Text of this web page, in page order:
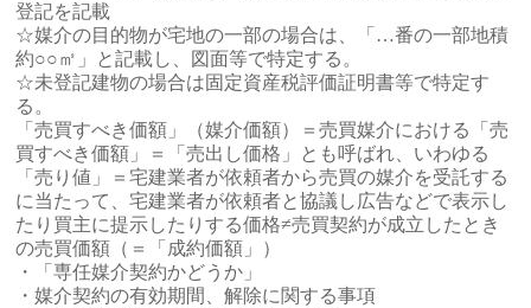
登記を記載
☆媒介の目的物が宅地の一部の場合は、「…番の一部地積
約○○㎡」と記載し、図面等で特定する。
☆未登記建物の場合は固定資産税評価証明書等で特定す
る。
「売買すべき価額」（媒介価額）＝売買媒介における「売
買すべき価額」＝「売出し価格」とも呼ばれ、いわゆる
「売り値」＝宅建業者が依頼者から売買の媒介を受託する
に当たって、宅建業者が依頼者と協議し広告などで表示し
たり買主に提示したりする価格≠売買契約が成立したとき
の売買価額（＝「成約価額」）
・「専任媒介契約かどうか」
・媒介契約の有効期間、解除に関する事項